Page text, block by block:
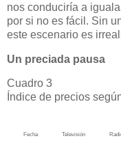
nos conduciría a
por si no es fácil. Sin
este escenario es
Un preciada pausa
Cuadro 3
Índice de precios
Fecha Televisión